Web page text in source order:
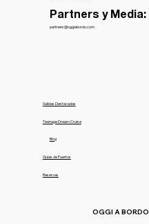
OGGI A BORDO
Salidas Destacadas
Teenage Dream Cruise
Guías de Puertos
Blog
Reservas
Partners y Media:
partners@oggiabordo.com